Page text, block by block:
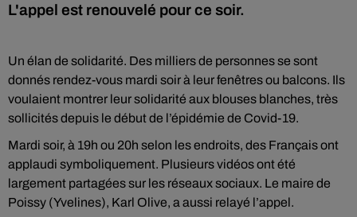
L'appel est renouvelé pour ce soir.
Un élan de solidarité. Des milliers de personnes se sont
donnés rendez-vous mardi soir à leur fenêtres ou balcons. Ils
voulaient montrer leur solidarité aux blouses blanches, très
sollicités depuis le début de l’épidémie de Covid-19.
Mardi soir, à 19h ou 20h selon les endroits, des Français ont
applaudi symboliquement. Plusieurs vidéos ont été
largement partagées sur les réseaux sociaux. Le maire de
Poissy (Yvelines), Karl Olive, a aussi relayé l’appel.